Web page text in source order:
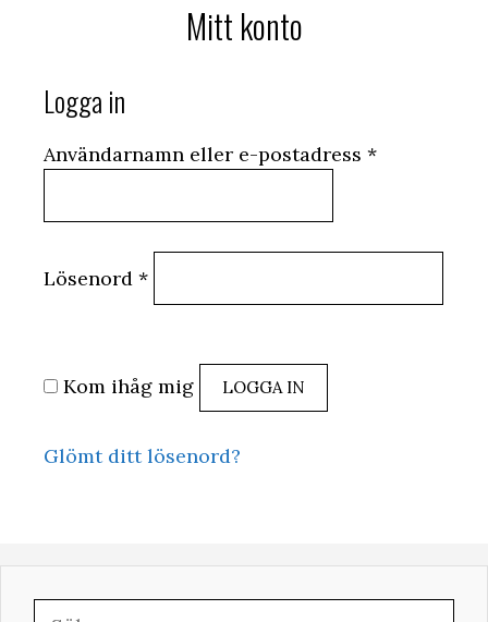
Mitt konto
Logga in
Användarnamn eller e-postadress *
Lösenord *
Kom ihåg mig LOGGA IN
Glömt ditt lösenord?